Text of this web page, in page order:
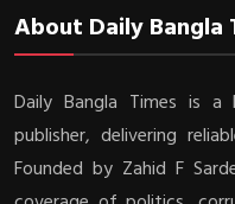
About Daily Bangla
Daily Bangla Times is a
publisher, delivering
Founded by Zahid F